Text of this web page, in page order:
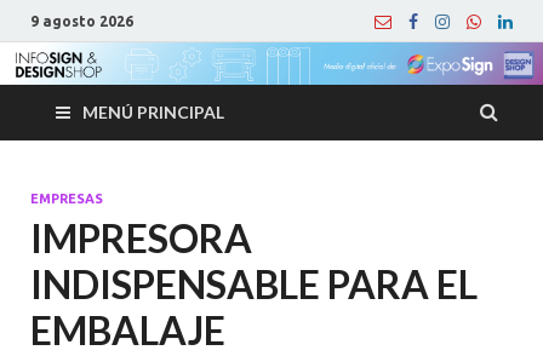
9 agosto 2026
MENÚ PRINCIPAL
EMPRESAS
IMPRESORA
INDISPENSABLE PARA EL
EMBALAJE